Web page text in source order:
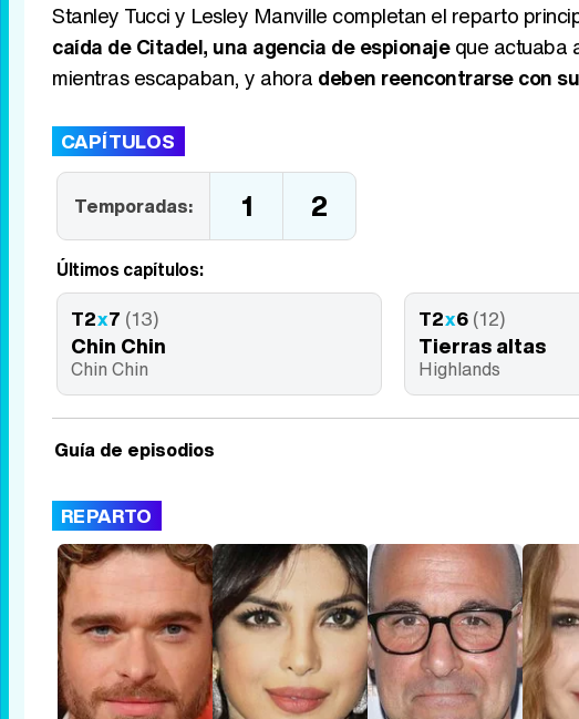
Stanley Tucci y Lesley Manville completan el reparto
caída de Citadel, una agencia de espionajeque actuaba
mientras escapaban, y ahora deben reencontrarse con
CAPÍTULOS
Temporadas: 1 2
Últimos capítulos:
T2x7 (13)
Chin Chin
Chin Chin
T2x6 (12)
Tierras altas
Highlands
Guía de episodios
REPARTO